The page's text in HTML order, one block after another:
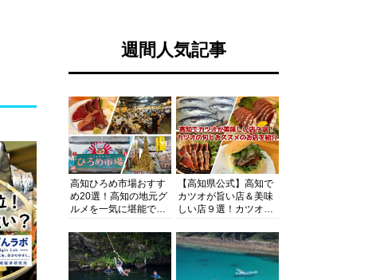
週間人気記事
高知ひろめ市場おすす
め20選！高知の地元グ
ルメを一気に堪能でき
底解剖
【高知県公式】高知で
カツオが旨い店＆美味
しい店９選！カツオの
紹介